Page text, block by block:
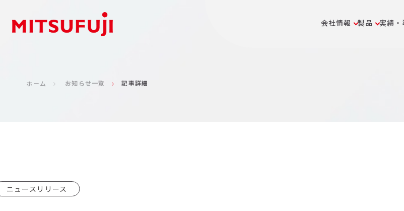
会社情報 製品 実績・
ホーム お知らせ一覧 記事詳細
ニュースリリース